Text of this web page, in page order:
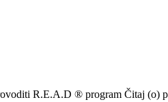
R.E.A.D ® program Čitaj (o)